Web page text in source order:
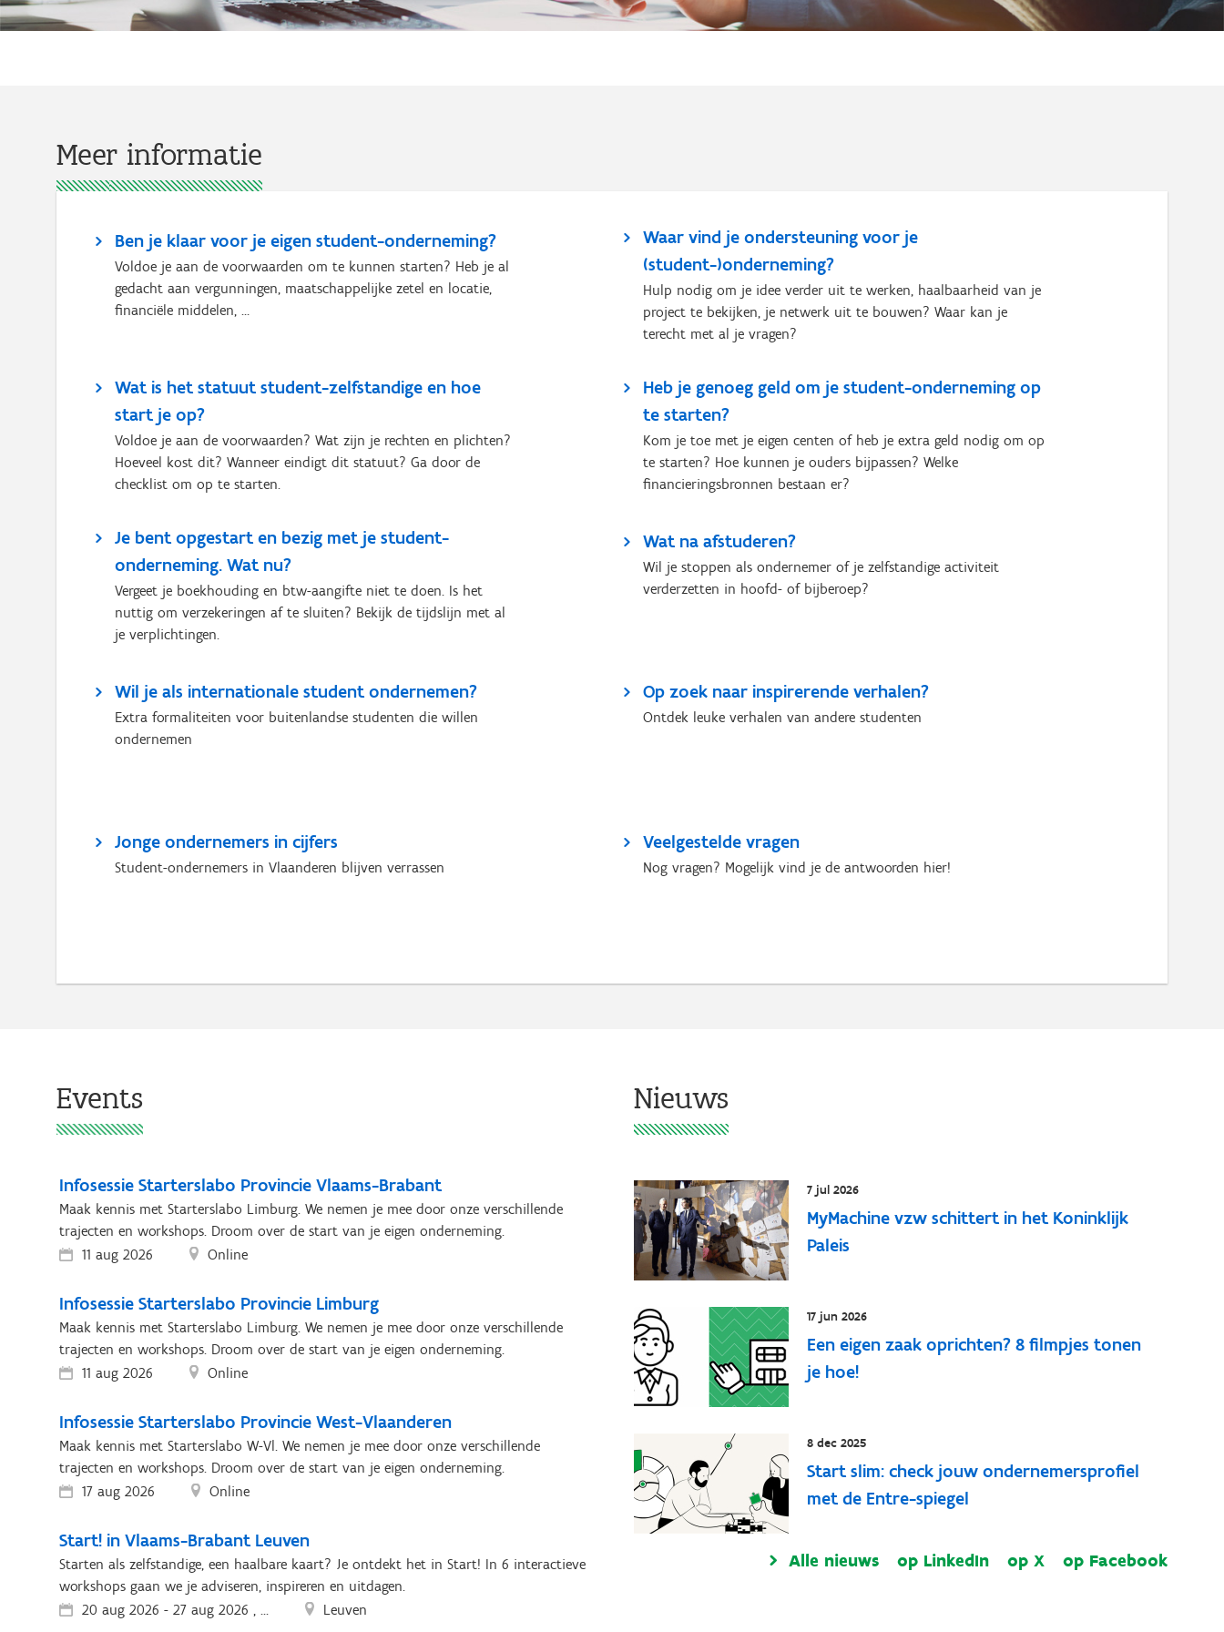
Meer informatie
Ben je klaar voor je eigen student-onderneming?
Voldoe je aan de voorwaarden om te kunnen starten? Heb je al
gedacht aan vergunningen, maatschappelijke zetel en locatie,
financiële middelen, …
Waar vind je ondersteuning voor je
(student-)onderneming?
Hulp nodig om je idee verder uit te werken, haalbaarheid van je
project te bekijken, je netwerk uit te bouwen? Waar kan je
terecht met al je vragen?
Wat is het statuut student-zelfstandige en hoe
start je op?
Voldoe je aan de voorwaarden? Wat zijn je rechten en plichten?
Hoeveel kost dit? Wanneer eindigt dit statuut? Ga door de
checklist om op te starten.
Heb je genoeg geld om je student-onderneming op
te starten?
Kom je toe met je eigen centen of heb je extra geld nodig om op
te starten? Hoe kunnen je ouders bijpassen? Welke
financieringsbronnen bestaan er?
Je bent opgestart en bezig met je student-
onderneming. Wat nu?
Vergeet je boekhouding en btw-aangifte niet te doen. Is het
nuttig om verzekeringen af te sluiten? Bekijk de tijdslijn met al
je verplichtingen.
Wat na afstuderen?
Wil je stoppen als ondernemer of je zelfstandige activiteit
verderzetten in hoofd- of bijberoep?
Wil je als internationale student ondernemen?
Extra formaliteiten voor buitenlandse studenten die willen
ondernemen
Op zoek naar inspirerende verhalen?
Ontdek leuke verhalen van andere studenten
Jonge ondernemers in cijfers
Student-ondernemers in Vlaanderen blijven verrassen
Veelgestelde vragen
Nog vragen? Mogelijk vind je de antwoorden hier!
Events
Infosessie Starterslabo Provincie Vlaams-Brabant
Maak kennis met Starterslabo Limburg. We nemen je mee door onze verschillende
trajecten en workshops. Droom over de start van je eigen onderneming.
11 aug 2026
Online
Infosessie Starterslabo Provincie Limburg
Maak kennis met Starterslabo Limburg. We nemen je mee door onze verschillende
trajecten en workshops. Droom over de start van je eigen onderneming.
11 aug 2026
Online
Infosessie Starterslabo Provincie West-Vlaanderen
Maak kennis met Starterslabo W-Vl. We nemen je mee door onze verschillende
trajecten en workshops. Droom over de start van je eigen onderneming.
17 aug 2026
Online
Start! in Vlaams-Brabant Leuven
Starten als zelfstandige, een haalbare kaart? Je ontdekt het in Start! In 6 interactieve
workshops gaan we je adviseren, inspireren en uitdagen.
20 aug 2026 - 27 aug 2026 , ... Leuven
Nieuws
7 jul 2026
MyMachine vzw schittert in het Koninklijk
Paleis
17 jun 2026
Een eigen zaak oprichten? 8 filmpjes tonen
je hoe!
8 dec 2025
Start slim: check jouw ondernemersprofiel
met de Entre-spiegel
Alle nieuws op LinkedIn op X op Facebook